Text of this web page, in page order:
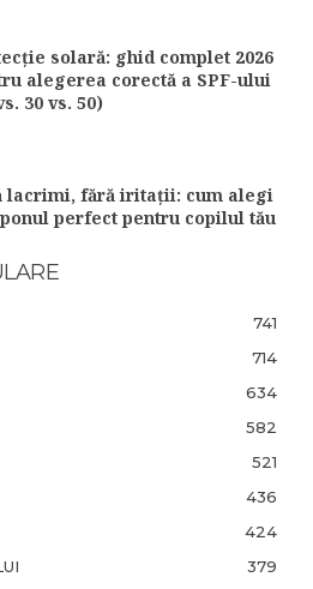
solară: ghid complet 2026
alegerea corectă a SPF-ului
30 vs. 50)
lacrimi, fără iritații: cum alegi
perfect pentru copilul tău
741
714
634
582
521
436
424
379